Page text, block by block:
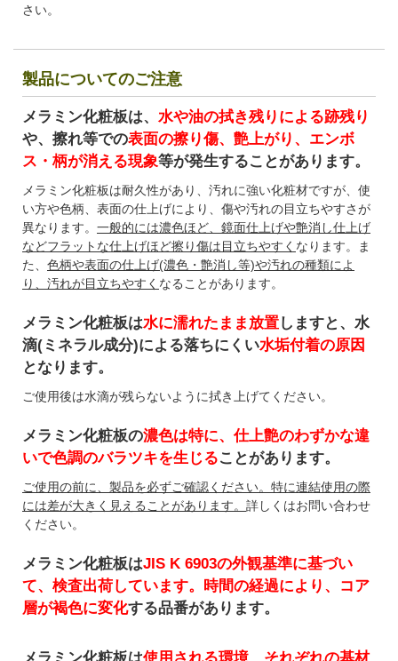
さい。
製品についてのご注意
メラミン化粧板は、 水や油の拭き残りによる跡残り
や、擦れ等での表面の擦り傷、艶上がり、エンボ
ス・柄が消える現象等が発生することがあります。
メラミン化粧板は耐久性があり、汚れに強い化粧材ですが、使
い方や色柄、表面の仕上げにより、傷や汚れの目立ちやすさが
異なります。 一般的には濃色ほど、鏡面仕上げや艶消し仕上げ
などフラットな仕上げほど擦り傷は目立ちやすく なります。ま
た、 色柄や表面の仕上げ(濃色・艶消し等)や汚れの種類によ
り、汚れが目立ちやすく なることがあります。
メラミン化粧板は水に濡れたまま放置しますと、水
滴(ミネラル成分)による落ちにくい水垢付着の原因
となります。
ご使用後は水滴が残らないように拭き上げてください。
メラミン化粧板の濃色は特に、仕上艶のわずかな違
いで色調のバラツキを生じることがあります。
ご使用の前に、製品を必ずご確認ください。特に連結使用の際
には差が大きく見えることがあります。 詳しくはお問い合わせ
ください。
メラミン化粧板はJIS K 6903の外観基準に基づい
て、検査出荷しています。時間の経過により、コア
層が褐色に変化する品番があります。